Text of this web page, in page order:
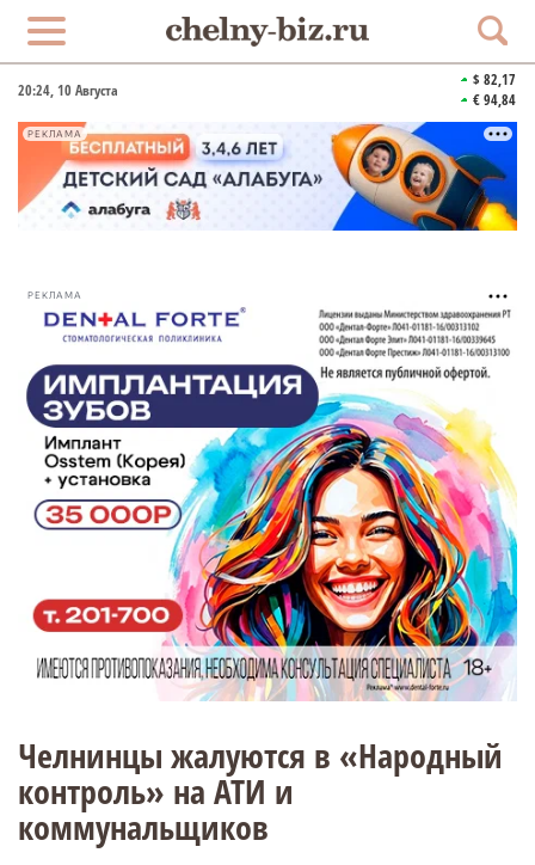
20:24, 10 Августа
$ 82,17
€ 94,84
РЕКЛАМА
РЕКЛАМА
Челнинцы жалуются в «Народный
контроль» на АТИ и
коммунальщиков